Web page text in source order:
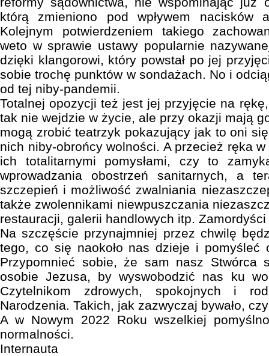
którą zmieniono pod wpływem nacisków
Kolejnym potwierdzeniem takiego
weto w sprawie ustawy popularnie
dzięki klangorowi, który powstał po jej
sobie trochę punktów w sondażach. No i
od tej niby-pandemii.
Totalnej opozycji też jest jej przyjęcie na
tak nie wejdzie w życie, ale przy okazji mają
mogą zrobić teatrzyk pokazujący jak to oni
nich niby-obrońcy wolności. A przecież ręka
ich totalitarnymi pomysłami, czy to
wprowadzania obostrzeń sanitarnych, a
szczepień i możliwość zwalniania
także zwolennikami niewpuszczania
restauracji, galerii handlowych itp. Zamordyści
Na szczęście przynajmniej przez chwilę
tego, co się naokoło nas dzieje i
Przypomnieć sobie, że sam nasz Stwórca
osobie Jezusa, by wyswobodzić nas ku
Czytelnikom zdrowych, spokojnych i
Narodzenia. Takich, jak zazwyczaj bywało,
A w Nowym 2022 Roku wszelkiej
normalności.
Internauta